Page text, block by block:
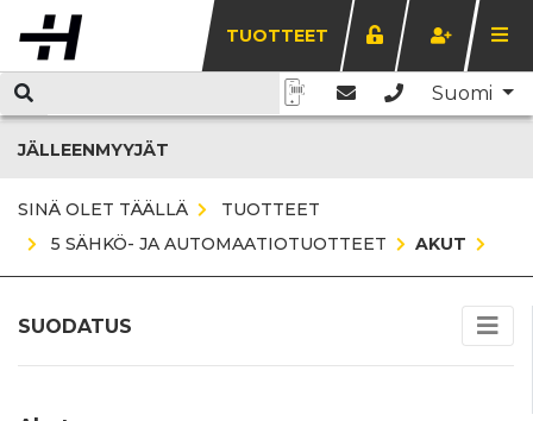
TUOTTEET
Suomi
JÄLLEENMYYJÄT
SINÄ OLET TÄÄLLÄ
TUOTTEET
5 SÄHKÖ- JA AUTOMAATIOTUOTTEET
AKUT
SUODATUS